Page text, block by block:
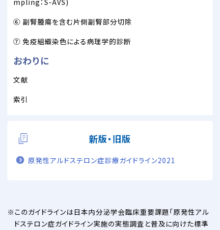
mpling：S-AVS)
⑥ 副腎腫瘍を含む片側副腎部分切除
⑦ 免疫組織染色による病理学的診断
おわりに
文献
索引
新版・旧版
原発性アルドステロン症診療ガイドライン2021
このガイドラインは日本内分泌学会臨床重要課題「原発性アル
ドステロン症ガイドライン実施の実態調査と普及に向けた標準